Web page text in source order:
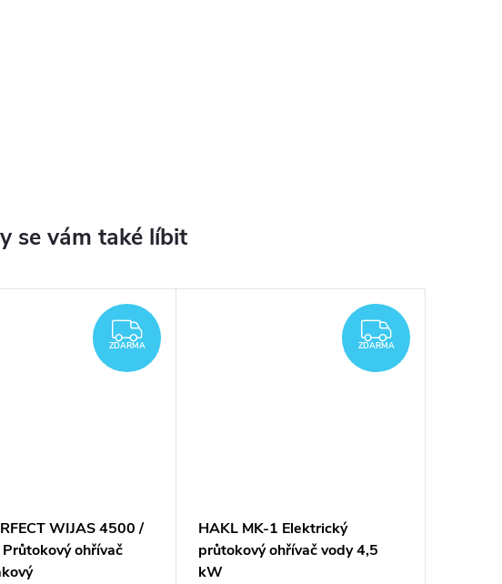
ZDARMA
ZDARMA
WIJAS 4500 /
ohřívač
ZDARMA
ZDARMA
HAKL MK-1 Elektrický
průtokový ohřívač vody 4,5
kW